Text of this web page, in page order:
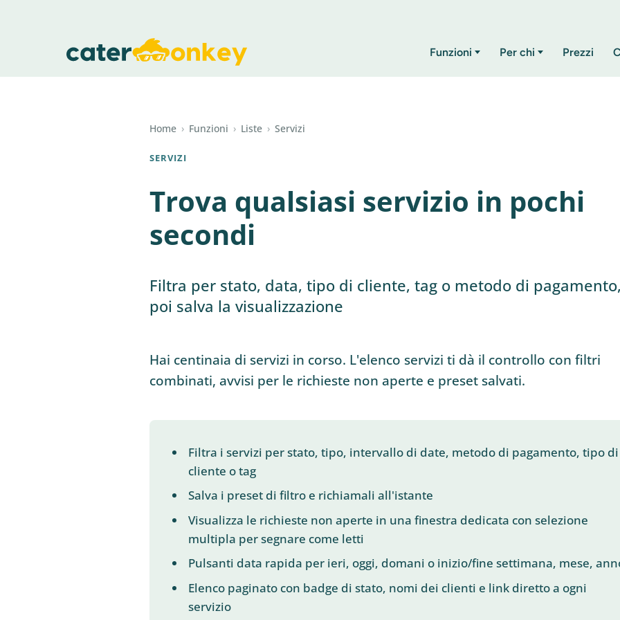
Funzioni Per chi Prezzi
Home › Funzioni › Liste › Servizi
SERVIZI
Trova qualsiasi servizio in pochi
secondi
Filtra per stato, data, tipo di cliente, tag o metodo di
poi salva la visualizzazione
Hai centinaia di servizi in corso. L'elenco servizi ti dà il controllo con filtri
combinati, avvisi per le richieste non aperte e preset salvati.
Filtra i servizi per stato, tipo, intervallo di date, metodo di pagamento, tipo di
cliente o tag
Salva i preset di filtro e richiamali all'istante
Visualizza le richieste non aperte in una finestra dedicata con selezione
multipla per segnare come letti
Pulsanti data rapida per ieri, oggi, domani o inizio/fine settimana, mese,
Elenco paginato con badge di stato, nomi dei clienti e link diretto a ogni
servizio